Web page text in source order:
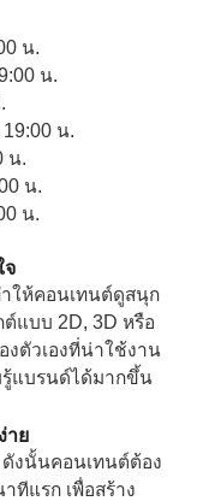
น.
น.
น.
น.
น.
น.
จ
ำให้คอนเทนต์ดูสนุก
แบบ 2D, 3D หรือ
งตัวเองที่น่าใช้งาน
รู้แบรนด์ได้มากขึ้น
าย
งนั้นคอนเทนต์ต้อง
ทีแรก เพื่อสร้าง